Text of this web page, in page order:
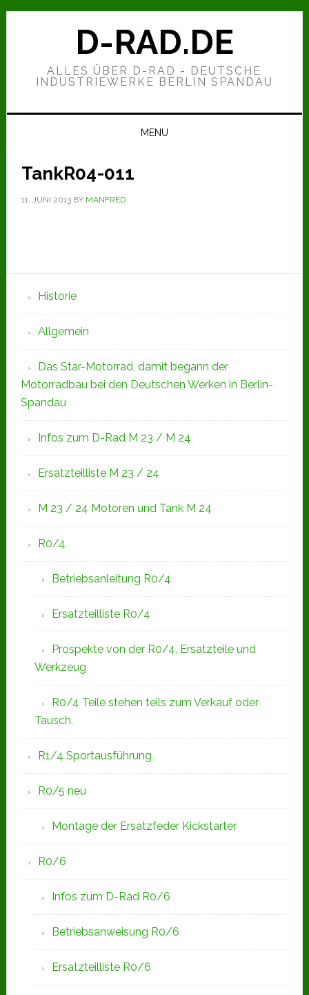
Zur
Hauptnavigation
Zum
Zur
D-RAD.DE
ALLES ÜBER D-RAD - DEUTSCHE
INDUSTRIEWERKE BERLIN SPANDAU
MENU
TankR04-011
11. JUNI 2013BY MANFRED
Seitenspalte
Historie
Allgemein
Das Star-Motorrad, damit begann der
Motorradbau bei den Deutschen Werken in Berlin-
Spandau
Infos zum D-Rad M 23 / M 24
Ersatzteilliste M 23 / 24
M 23 / 24 Motoren und Tank M 24
R0/4
Betriebsanleitung R0/4
Ersatzteilliste R0/4
Prospekte von der R0/4, Ersatzteile und
Werkzeug
R0/4 Teile stehen teils zum Verkauf oder
Tausch.
R1/4 Sportausführung
R0/5 neu
Montage der Ersatzfeder Kickstarter
R0/6
Infos zum D-Rad R0/6
Betriebsanweisung R0/6
Ersatzteilliste R0/6